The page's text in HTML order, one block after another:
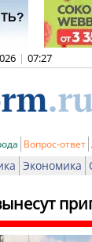
| 07:27
Вопрос-ответ
Экономика